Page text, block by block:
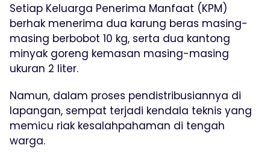
Setiap Keluarga Penerima Manfaat (KPM)
berhak menerima dua karung beras masing-
masing berbobot 10 kg, serta dua kantong
minyak goreng kemasan masing-masing
ukuran 2 liter.
Namun, dalam proses pendistribusiannya di
lapangan, sempat terjadi kendala teknis yang
memicu riak kesalahpahaman di tengah
warga.